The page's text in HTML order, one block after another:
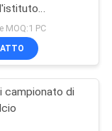
3D
MOQ:1 PC
campionato di